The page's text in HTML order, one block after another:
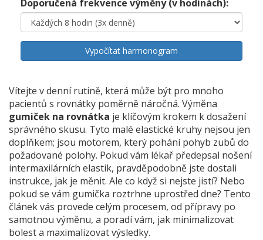
Doporučená frekvence výměny (v hodinách):
Vypočítat harmonogram
Vítejte v denní rutině, která může být pro mnoho
pacientů s rovnátky poměrně náročná. Výměna
gumiček na rovnátka je klíčovým krokem k dosažení
správného skusu. Tyto malé elastické kruhy nejsou jen
doplňkem; jsou motorem, který pohání pohyb zubů do
požadované polohy. Pokud vám lékař předepsal nošení
intermaxilárních elastik, pravděpodobně jste dostali
instrukce, jak je měnit. Ale co když si nejste jistí? Nebo
pokud se vám gumička roztrhne uprostřed dne? Tento
článek vás provede celým procesem, od přípravy po
samotnou výměnu, a poradí vám, jak minimalizovat
bolest a maximalizovat výsledky.